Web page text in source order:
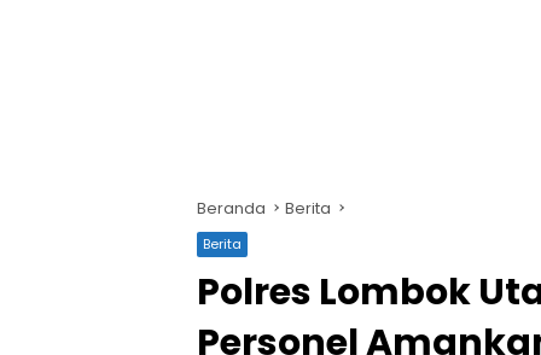
Beranda Berita
Berita
Polres Lombok
Personel